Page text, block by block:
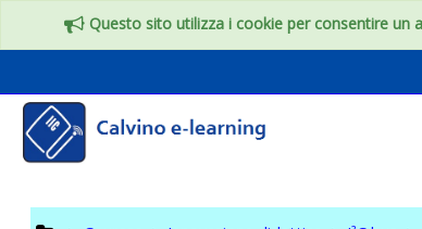
Questo sito utilizza i cookie per consentire un